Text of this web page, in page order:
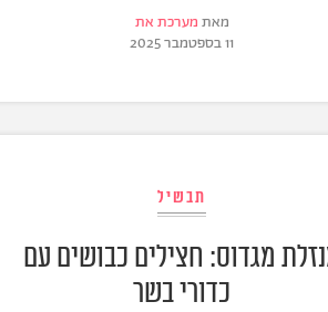
מאת מערכת את
11 בספטמבר 2025
תבשיל
מגדוס: חצילים כבושים עם
כדורי בשר